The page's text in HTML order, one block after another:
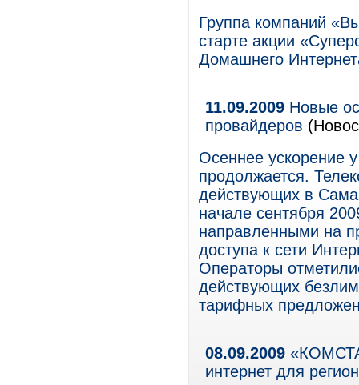
Группа компаний
старте акции
Домашнего
11.09.2009 Новые
провайдеров
Осеннее ускорение
продолжается.
действующих в
начале сентября
направленными на
доступа к сети
Операторы
действующих
тарифных
08.09.2009
интернет для